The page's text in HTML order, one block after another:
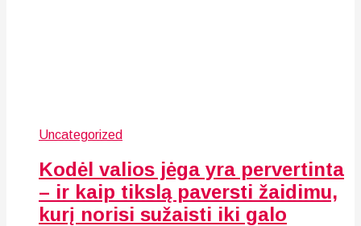
Uncategorized
Kodėl valios jėga yra pervertinta
– ir kaip tikslą paversti žaidimu,
kurį norisi sužaisti iki galo